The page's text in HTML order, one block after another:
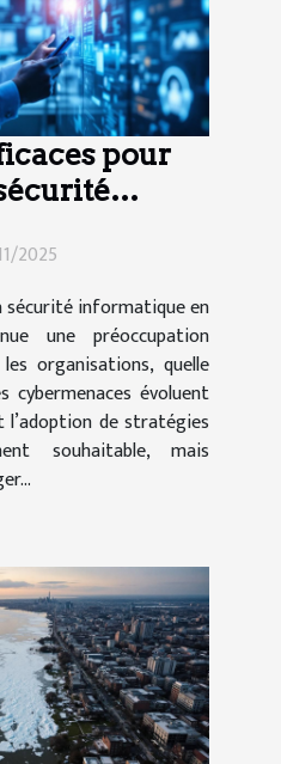
pour
2025
sécurité informatique en
une préoccupation
organisations, quelle
évoluent
de stratégies
souhaitable, mais